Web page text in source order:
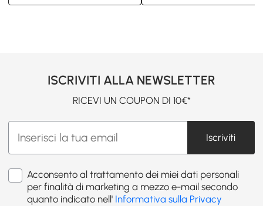
ISCRIVITI ALLA NEWSLETTER
RICEVI UN COUPON DI 10€*
Iscriviti
Acconsento al trattamento dei miei dati personali
per finalità di marketing a mezzo e-mail secondo
quanto indicato nell' Informativa sulla Privacy